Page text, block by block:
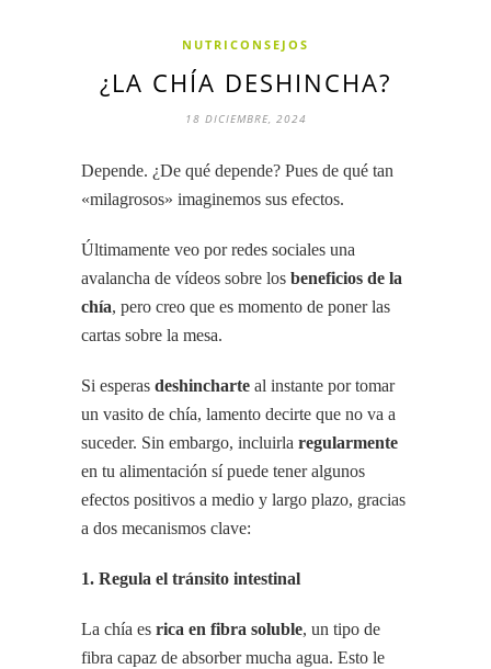
NUTRICONSEJOS
¿LA CHÍA DESHINCHA?
18 DICIEMBRE, 2024
Depende. ¿De qué depende? Pues de qué tan
«milagrosos» imaginemos sus efectos.
Últimamente veo por redes sociales una
avalancha de vídeos sobre los beneficios de la
chía, pero creo que es momento de poner las
cartas sobre la mesa.
Si esperas deshincharte al instante por tomar
un vasito de chía, lamento decirte que no va a
suceder. Sin embargo, incluirla regularmente
en tu alimentación sí puede tener algunos
efectos positivos a medio y largo plazo, gracias
a dos mecanismos clave:
1. Regula el tránsito intestinal
La chía es rica en fibra soluble, un tipo de
fibra capaz de absorber mucha agua. Esto le